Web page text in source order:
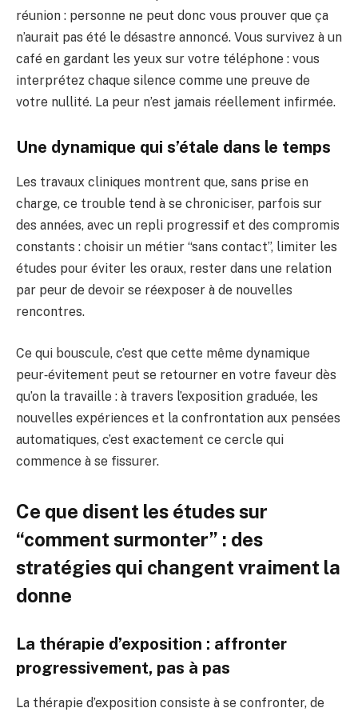
réunion : personne ne peut donc vous prouver que ça
n’aurait pas été le désastre annoncé. Vous survivez à un
café en gardant les yeux sur votre téléphone : vous
interprétez chaque silence comme une preuve de
votre nullité. La peur n’est jamais réellement infirmée.
Une dynamique qui s’étale dans le temps
Les travaux cliniques montrent que, sans prise en
charge, ce trouble tend à se chroniciser, parfois sur
des années, avec un repli progressif et des compromis
constants : choisir un métier “sans contact”, limiter les
études pour éviter les oraux, rester dans une relation
par peur de devoir se réexposer à de nouvelles
rencontres.
Ce qui bouscule, c’est que cette même dynamique
peur‑évitement peut se retourner en votre faveur dès
qu’on la travaille : à travers l’exposition graduée, les
nouvelles expériences et la confrontation aux pensées
automatiques, c’est exactement ce cercle qui
commence à se fissurer.
Ce que disent les études sur
“comment surmonter” : des
stratégies qui changent vraiment la
donne
La thérapie d’exposition : affronter
progressivement, pas à pas
La thérapie d’exposition consiste à se confronter, de